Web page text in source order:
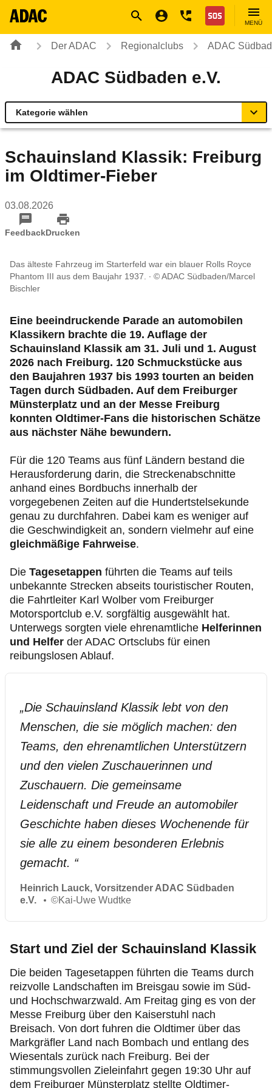
Nothilfe
MENÜ
Der ADAC Regionalclubs ADAC
ADAC Südbaden e.V.
Kategorie wählen
ADAC zu Mobilität und Verkehr
Service Center & Reisebüros
Mitgliedervorteile
Karriere
Schauinsland Klassik: Freiburg
im Oldtimer-Fieber
03.08.2026
FeedbackDrucken
Das älteste Fahrzeug im Starterfeld war ein blauer Rolls Royce
Phantom III aus dem Baujahr 1937.
© ADAC Südbaden/Marcel
Bischler
Eine beeindruckende Parade an automobilen
Klassikern brachte die 19. Auflage der
Schauinsland Klassik am 31. Juli und 1. August
2026 nach Freiburg. 120 Schmuckstücke aus
den Baujahren 1937 bis 1993 tourten an beiden
Tagen durch Südbaden. Auf dem Freiburger
Münsterplatz und an der Messe Freiburg
konnten Oldtimer-Fans die historischen Schätze
aus nächster Nähe bewundern.
Für die 120 Teams aus fünf Ländern bestand die
Herausforderung darin, die Streckenabschnitte
anhand eines Bordbuchs innerhalb der
vorgegebenen Zeiten auf die Hundertstelsekunde
genau zu durchfahren. Dabei kam es weniger auf
die Geschwindigkeit an, sondern vielmehr auf eine
gleichmäßige Fahrweise.
Die Tagesetappen führten die Teams auf teils
unbekannte Strecken abseits touristischer Routen,
die Fahrtleiter Karl Wolber vom Freiburger
Motorsportclub e.V. sorgfältig ausgewählt hat.
Unterwegs sorgten viele ehrenamtliche Helferinnen
und Helfer der ADAC Ortsclubs für einen
reibungslosen Ablauf.
„Die Schauinsland Klassik lebt von den
Menschen, die sie möglich machen: den
Teams, den ehrenamtlichen Unterstützern
und den vielen Zuschauerinnen und
Zuschauern. Die gemeinsame
Leidenschaft und Freude an automobiler
Geschichte haben dieses Wochenende für
sie alle zu einem besonderen Erlebnis
gemacht. “
Heinrich Lauck, Vorsitzender ADAC Südbaden
e.V.
©Kai-Uwe Wudtke
Start und Ziel der Schauinsland Klassik
Die beiden Tagesetappen führten die Teams durch
reizvolle Landschaften im Breisgau sowie im Süd-
und Hochschwarzwald. Am Freitag ging es von der
Messe Freiburg über den Kaiserstuhl nach
Breisach. Von dort fuhren die Oldtimer über das
Markgräfler Land nach Bombach und entlang des
Wiesentals zurück nach Freiburg. Bei der
stimmungsvollen Zieleinfahrt gegen 19:30 Uhr auf
dem Freiburger Münsterplatz stellte Oldtimer-